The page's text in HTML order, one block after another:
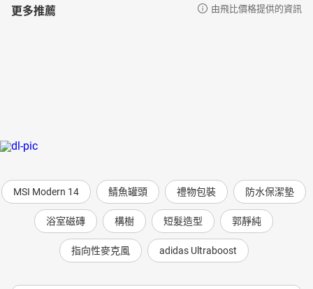
更多推薦 由飛比價格提供的資訊
MSI Modern 14 鯖魚罐頭 禮物包裝 防水保潔墊
浴室磁磚 構樹 短髮造型 郭靜純
指向性麥克風 adidas Ultraboost